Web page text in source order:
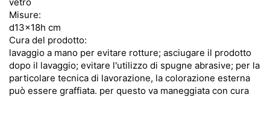
Misure:
d13x18h cm
Cura del prodotto:
lavaggio a mano per evitare rotture; asciugare il prodotto
dopo il lavaggio; evitare l'utilizzo di spugne abrasive; per la
particolare tecnica di lavorazione, la colorazione esterna
può essere graffiata. per questo va maneggiata con cura